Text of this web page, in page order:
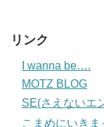
リンク
I wanna be….
MOTZ BLOG
SE(さえないエ
こまめにいきま